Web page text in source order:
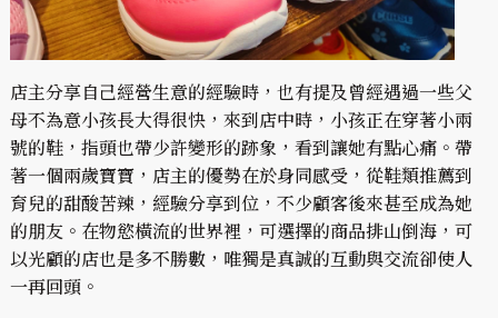
店主分享自己經營生意的經驗時，也有提及曾經遇過一些父
母不為意小孩長大得很快，來到店中時，小孩正在穿著小兩
號的鞋，指頭也帶少許變形的跡象，看到讓她有點心痛。帶
著一個兩歲寶寶，店主的優勢在於身同感受，從鞋類推薦到
育兒的甜酸苦辣，經驗分享到位，不少顧客後來甚至成為她
的朋友。在物慾橫流的世界裡，可選擇的商品排山倒海，可
以光顧的店也是多不勝數，唯獨是真誠的互動與交流卻使人
一再回頭。